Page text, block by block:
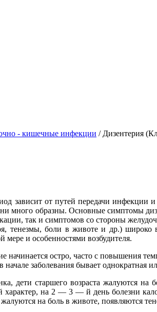
- кишечные инфекции / Дизентерия
зависит от путей передачи инфекции
много образны. Основные симптомы
так и симптомов со стороны
тенезмы, боли в животе и др.) широко
мере и особенностями возбудителя.
начинается остро, часто с повышения
заболевания бывает однократная
дети старшего возраста жалуются
на 2 — 3 — й день болезни
на боль в животе, появляются